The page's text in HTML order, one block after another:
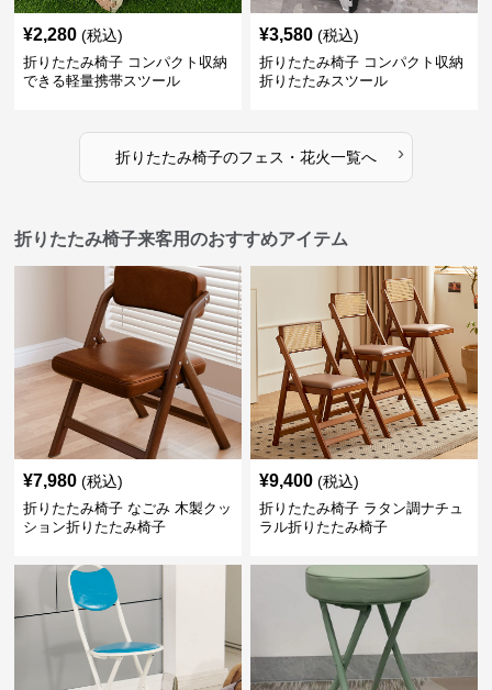
¥2,280 (税込)
折りたたみ椅子 コンパクト収納
できる軽量携帯スツール
¥3,580 (税込)
折りたたみ椅子 コンパクト収納
折りたたみスツール
折りたたみ椅子のフェス・花火一覧へ ›
折りたたみ椅子来客用のおすすめアイテム
¥7,980 (税込)
折りたたみ椅子 なごみ 木製クッ
ション折りたたみ椅子
¥9,400 (税込)
折りたたみ椅子 ラタン調ナチュ
ラル折りたたみ椅子